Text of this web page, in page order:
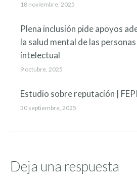
18 noviembre, 2025
Plena inclusión pide apoyos
la salud mental de las
intelectual
9 octubre, 2025
Estudio sobre reputación |
30 septiembre, 2025
Deja una respuesta